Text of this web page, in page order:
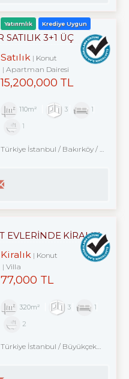
Yatırımlık Krediye Uygun
SATILIK 3+1 ÜÇ
Satılık
Konut
Apartman Dairesi
15,200,000 TL
110m² 3
1
1
Türkiye İstanbul / Bakırköy/ Kartaltepe
EVLERINDE KİRALIK
Kiralık
Konut
Villa
77,000 TL
320m² 3
1
2
Türkiye İstanbul / Büyükçekmece